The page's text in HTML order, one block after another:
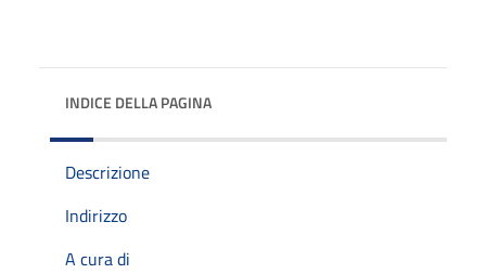
INDICE DELLA PAGINA
Descrizione
Indirizzo
A cura di